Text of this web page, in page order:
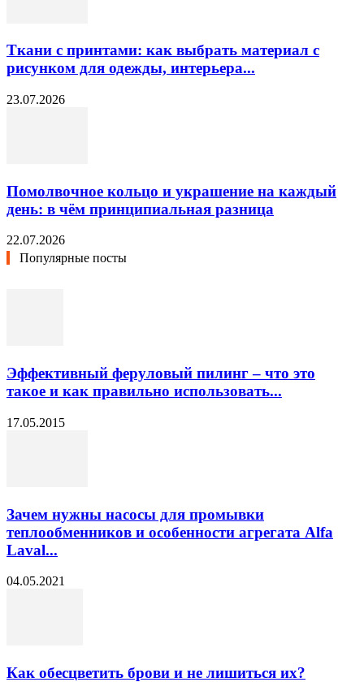
Ткани с принтами: как выбрать материал с
рисунком для одежды, интерьера...
23.07.2026
Помолвочное кольцо и украшение на каждый
день: в чём принципиальная разница
22.07.2026
Популярные посты
Эффективный феруловый пилинг – что это
такое и как правильно использовать...
17.05.2015
Зачем нужны насосы для промывки
теплообменников и особенности агрегата Alfa
Laval...
04.05.2021
Как обесцветить брови и не лишиться их?